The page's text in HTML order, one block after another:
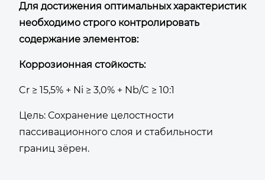
Для достижения оптимальных характеристик
необходимо строго контролировать
содержание элементов:
Коррозионная стойкость:
Cr ≥ 15,5% + Ni ≥ 3,0% + Nb/C ≥ 10:1
Цель: Сохранение целостности
пассивационного слоя и стабильности
границ зёрен.